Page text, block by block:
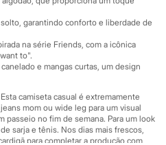
garantindo conforto e liberdade de
na série Friends, com a icônica
to".
e mangas curtas, um design
camiseta casual é extremamente
mom ou wide leg para um visual
passeio no fim de semana. Para um look
sarja e tênis. Nos dias mais frescos,
para completar a produção com